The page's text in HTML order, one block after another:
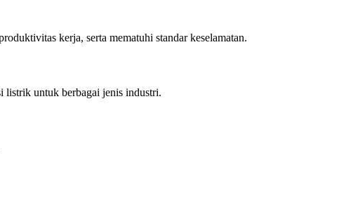
kerja, serta mematuhi standar keselamatan.
listrik untuk berbagai jenis industri.